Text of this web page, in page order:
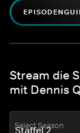
Stream die
mit Dennis
Select Season